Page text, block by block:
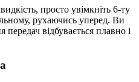
просто увімкніть 6-ту
рухаючись уперед. Ви
відбувається плавно і